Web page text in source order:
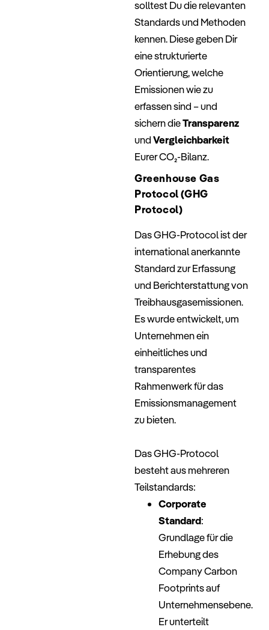
solltest Du die relevanten
Standards und Methoden
kennen. Diese geben Dir
eine strukturierte
Orientierung, welche
Emissionen wie zu
erfassen sind – und
sichern dieTransparenz
undVergleichbarkeit
Eurer CO₂-Bilanz.
Greenhouse Gas
Protocol (GHG
Protocol)
Das GHG-Protocol ist der
international anerkannte
Standard zur Erfassung
und Berichterstattung von
Treibhausgasemissionen.
Es wurde entwickelt, um
Unternehmen ein
einheitliches und
transparentes
Rahmenwerk für das
Emissionsmanagement
zu bieten.
Das GHG-Protocol
besteht aus mehreren
Teilstandards:
Corporate
Standard:
Grundlage für die
Erhebung des
Company Carbon
Footprints auf
Unternehmensebene.
Er unterteilt